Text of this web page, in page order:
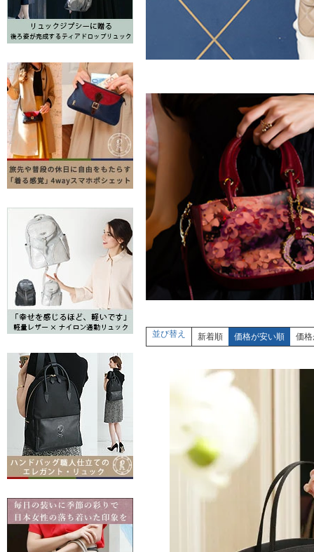
並び替え 新着順 価格が安い順 価